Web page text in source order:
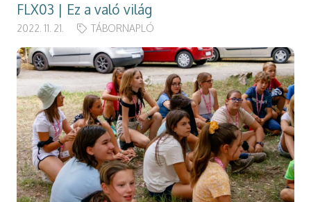
FLX03 | Ez a való világ
2022. 11. 21. TÁBORNAPLÓ